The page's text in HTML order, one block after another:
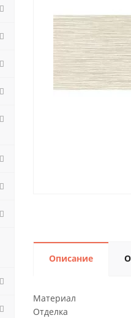
Описание
Материал
Отделка